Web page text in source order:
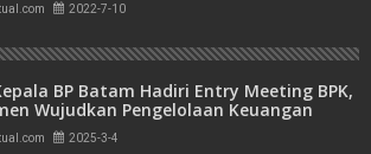
2022-7-10
BP Batam Hadiri Entry Meeting BPK,
Wujudkan Pengelolaan Keuangan
dan Akuntabel
2025-3-4